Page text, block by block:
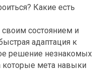
Какие есть
состоянием и
адаптация к
решение незнакомых
которые мета навыки